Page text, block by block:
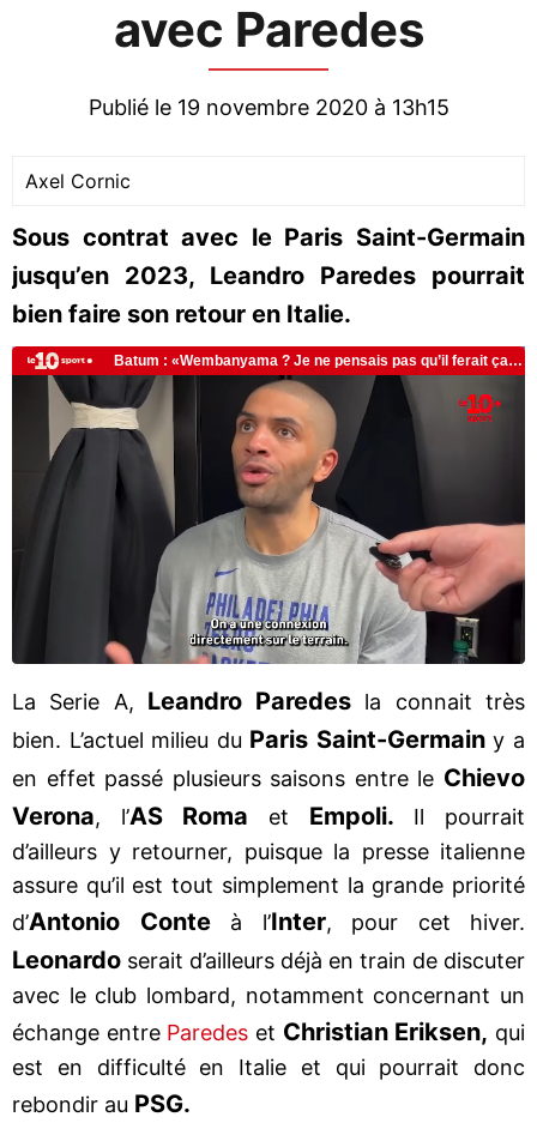
avec Paredes
Publié le 19 novembre 2020 à 13h15
Axel Cornic
Sous contrat avec le Paris Saint-Germain
jusqu’en 2023, Leandro Paredes pourrait
bien faire son retour en Italie.
La Serie A, Leandro Paredes la connait très
bien. L’actuel milieu du Paris Saint-Germainy a
en effet passé plusieurs saisons entre le Chievo
Verona, l’AS Roma et Empoli. Il pourrait
d’ailleurs y retourner, puisque la presse italienne
assure qu’il est tout simplement la grande priorité
d’Antonio Conteà l’Inter, pour cet hiver.
Leonardo serait d’ailleurs déjà en train de discuter
avec le club lombard, notamment concernant un
échange entre Paredes et Christian Eriksen, qui
est en difficulté en Italie et qui pourrait donc
rebondir au PSG.